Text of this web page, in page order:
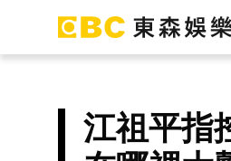
江祖平指